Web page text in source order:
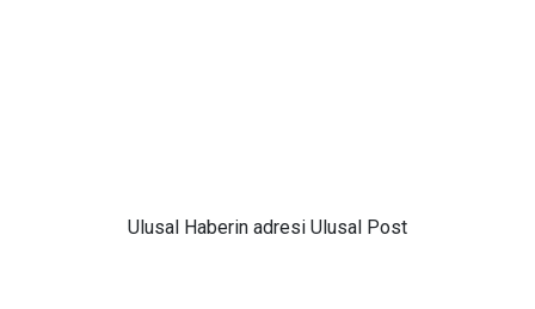
Ulusal Haberin adresi Ulusal Post